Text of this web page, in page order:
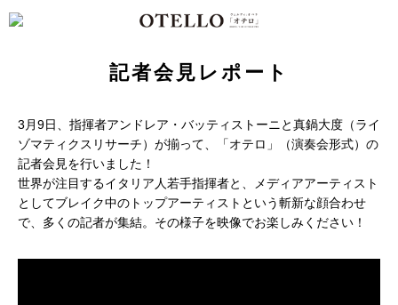
記者会見レポート
3月9日、指揮者アンドレア・バッティストーニと真鍋大度（ライ
ゾマティクスリサーチ）が揃って、「オテロ」（演奏会形式）の
記者会見を行いました！
世界が注目するイタリア人若手指揮者と、メディアアーティスト
としてブレイク中のトップアーティストという斬新な顔合わせ
で、多くの記者が集結。その様子を映像でお楽しみください！